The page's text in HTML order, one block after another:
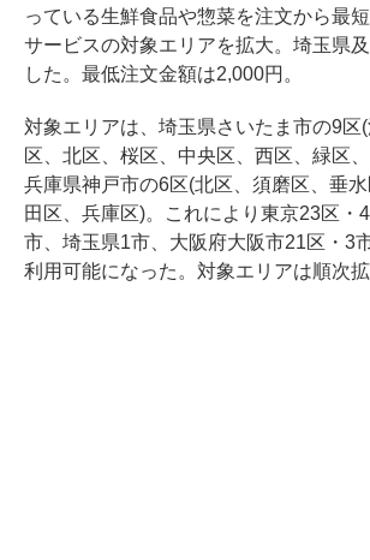
っている生鮮食品や惣菜を注文から最
サービスの対象エリアを拡大。埼玉県
した。最低注文金額は2,000円。
対象エリアは、埼玉県さいたま市の9区
区、北区、桜区、中央区、西区、緑区、
兵庫県神戸市の6区(北区、須磨区、垂
田区、兵庫区)。これにより東京23区・
市、埼玉県1市、大阪府大阪市21区・3
利用可能になった。対象エリアは順次拡